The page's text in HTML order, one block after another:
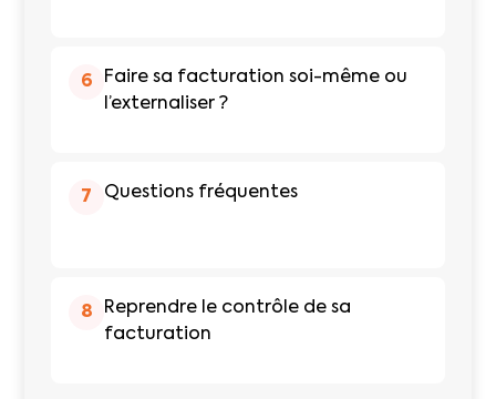
6
Faire sa facturation soi-même ou
l’externaliser ?
7 Questions fréquentes
8
Reprendre le contrôle de sa
facturation